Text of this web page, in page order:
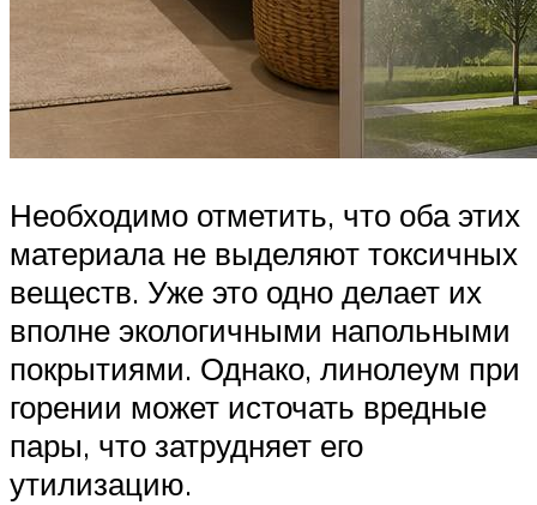
Необходимо отметить, что оба этих
материала не выделяют токсичных
веществ. Уже это одно делает их
вполне экологичными напольными
покрытиями. Однако, линолеум при
горении может источать вредные
пары, что затрудняет его
утилизацию.